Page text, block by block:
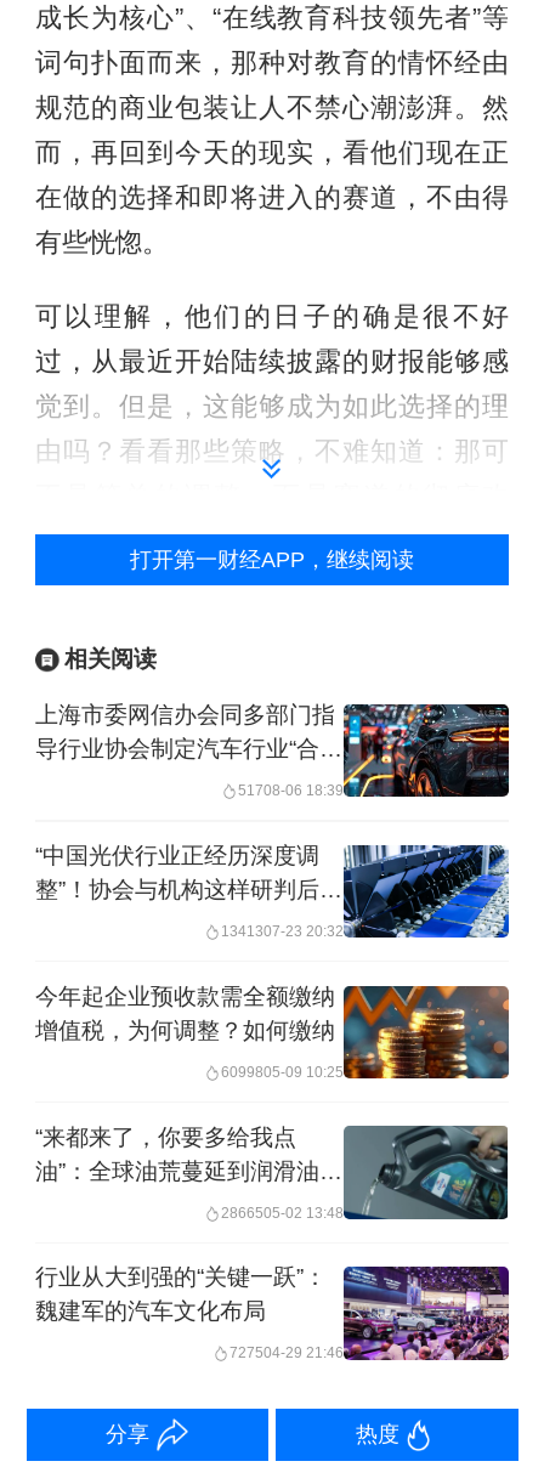
成长为核心”、“在线教育科技领先者”等
词句扑面而来，那种对教育的情怀经由
规范的商业包装让人不禁心潮澎湃。然
而，再回到今天的现实，看他们现在正
在做的选择和即将进入的赛道，不由得
有些恍惚。
可以理解，他们的日子的确是很不好
过，从最近开始陆续披露的财报能够感
觉到。但是，这能够成为如此选择的理
由吗？看看那些策略，不难知道：那可
变，就好像一个玩麻将的突然要挤到德
州扑克的牌桌上。或者我们可以这样
者的信誓旦旦，只是来自投资人的要
求，抑或是用华丽的文字来取悦消费
者，总之，不是真的。即便如此，怎么
照理说，愿景和使命是企业的定海神
针
。基于社会需要，为社会提供价值，
由。具体的产品形式本来就应该随着环
境的要求而调整和变化的，即使有些变
化是断崖式的，就好像手机在迭代中已
经有很大的变化，就好像曾经有一种产
品叫传呼机。愿景和使命是企业的内
打开第一财经APP，继续阅读
相关阅读
上海市委网信办会同多部门指
导行业协会制定汽车行业“合规
51708-06 18:39
“中国光伏行业正经历深度调
整”！协会与机构这样研判后续
1341307-23 20:32
今年起企业预收款需全额缴纳
增值税，为何调整？如何缴纳
6099805-09 10:25
“来都来了，你要多给我点
油”：全球油荒蔓延到润滑油行
2866505-02 13:48
行业从大到强的“关键一跃”：
魏建军的汽车文化布局
727504-29 21:46
分享 热度